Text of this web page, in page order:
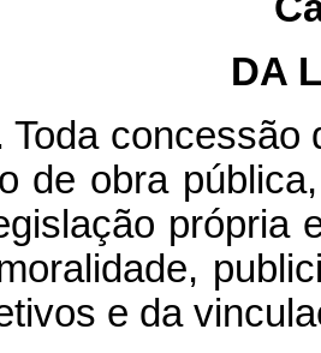
DA
Toda concessão
de obra
própria
e da